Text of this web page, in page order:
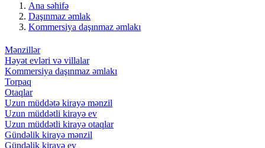
Ana səhifə
Daşınmaz əmlak
Kommersiya daşınmaz əmlakı
Mənzillər
Həyət evləri və villalar
Kommersiya daşınmaz əmlakı
Torpaq
Otaqlar
Uzun müddətə kirayə mənzil
Uzun müddətli kirayə ev
Uzun müddətli kirayə otaqlar
Gündəlik kirayə mənzil
Gündəlik kirayə ev